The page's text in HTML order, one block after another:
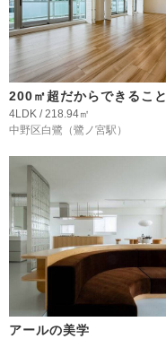
200㎡超だからできること
4LDK / 218.94㎡
中野区白鷺 （鷺ノ宮駅）
アールの美学